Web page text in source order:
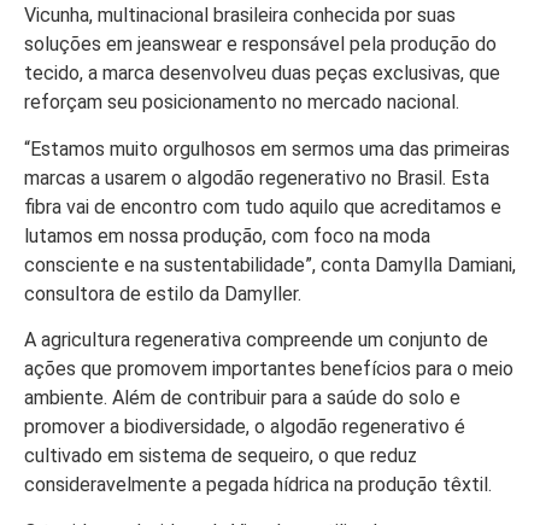
Vicunha, multinacional brasileira conhecida por suas
soluções em jeanswear e responsável pela produção do
tecido, a marca desenvolveu duas peças exclusivas, que
reforçam seu posicionamento no mercado nacional.
“Estamos muito orgulhosos em sermos uma das primeiras
marcas a usarem o algodão regenerativo no Brasil. Esta
fibra vai de encontro com tudo aquilo que acreditamos e
lutamos em nossa produção, com foco na moda
consciente e na sustentabilidade”, conta Damylla Damiani,
consultora de estilo da Damyller.
A agricultura regenerativa compreende um conjunto de
ações que promovem importantes benefícios para o meio
ambiente. Além de contribuir para a saúde do solo e
promover a biodiversidade, o algodão regenerativo é
cultivado em sistema de sequeiro, o que reduz
consideravelmente a pegada hídrica na produção têxtil.